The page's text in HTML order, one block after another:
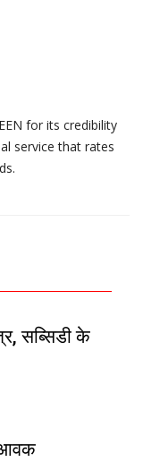
for its credibility
service that rates
सब्सिडी के
आवक